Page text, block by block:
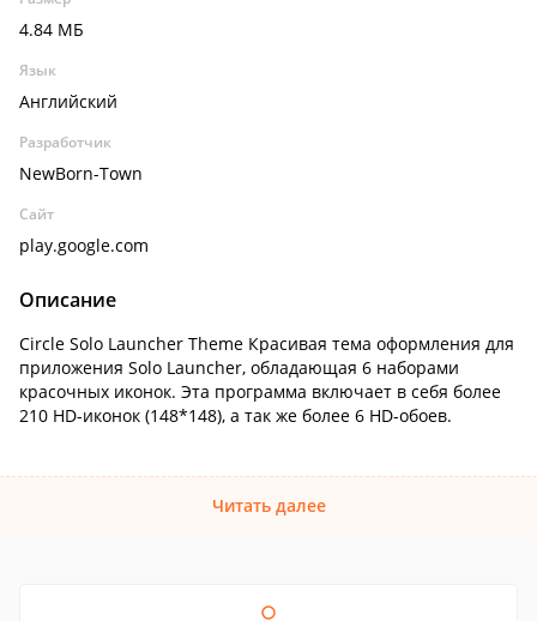
4.84 МБ
Язык
Английский
Разработчик
NewBorn-Town
Сайт
play.google.com
Описание
Circle Solo Launcher Theme Красивая тема оформления для
приложения Solo Launcher, обладающая 6 наборами
красочных иконок. Эта программа включает в себя более
210 HD-иконок (148*148), а так же более 6 HD-обоев.
Читать далее